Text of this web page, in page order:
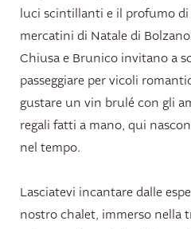
Rifugio di quiete
Prezzi chalet
Prezzi appartamenti
Oasi del relax
Programma benessere
Buoni
luci scintillanti e il profumo
mercatini di Natale di
Chiusa e Brunico invitano a
passeggiare per vicoli
gustare un vin brulé con gli
regali fatti a mano, qui
nel tempo.
Lasciatevi incantare dalle
nostro chalet, immerso nella